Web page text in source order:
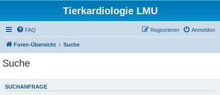
Tierkardiologie LMU
FAQ Anmelden
Registrieren
Foren-Übersicht Suche
Suche
SUCHANFRAGE